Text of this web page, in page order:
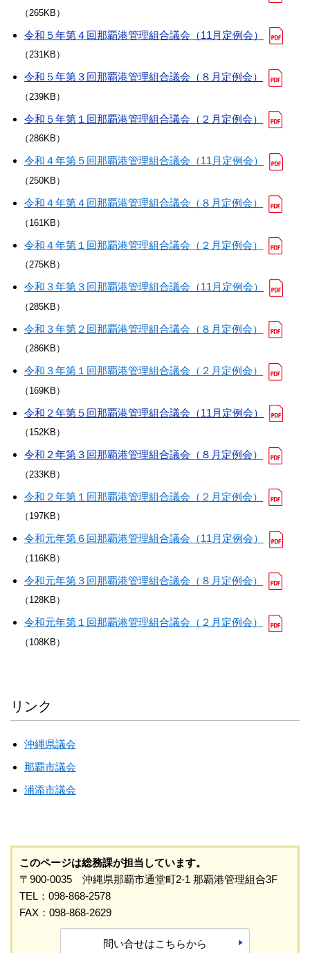
（265KB）
令和５年第４回那覇港管理組合議会（11月定例会）
（231KB）
令和５年第３回那覇港管理組合議会（８月定例会）
（239KB）
令和５年第１回那覇港管理組合議会（２月定例会）
（286KB）
令和４年第５回那覇港管理組合議会（11月定例会）
（250KB）
令和４年第４回那覇港管理組合議会（８月定例会）
（161KB）
令和４年第１回那覇港管理組合議会（２月定例会）
（275KB）
令和３年第３回那覇港管理組合議会（11月定例会）
（285KB）
令和３年第２回那覇港管理組合議会（８月定例会）
（286KB）
令和３年第１回那覇港管理組合議会（２月定例会）
（169KB）
令和２年第５回那覇港管理組合議会（11月定例会）
（152KB）
令和２年第３回那覇港管理組合議会（８月定例会）
（233KB）
令和２年第１回那覇港管理組合議会（２月定例会）
（197KB）
令和元年第６回那覇港管理組合議会（11月定例会）
（116KB）
令和元年第３回那覇港管理組合議会（８月定例会）
（128KB）
令和元年第１回那覇港管理組合議会（２月定例会）
（108KB）
リンク
沖縄県議会
那覇市議会
浦添市議会
このページは総務課が担当しています。
〒900-0035 沖縄県那覇市通堂町2-1 那覇港管理組合3F
TEL：098-868-2578
FAX：098-868-2629
問い合せはこちらから